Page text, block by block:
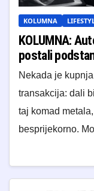
KOLUMNA
KOLUMNA:
postali
​Nekada je
transakcija: dali
taj komad
besprijekorno.